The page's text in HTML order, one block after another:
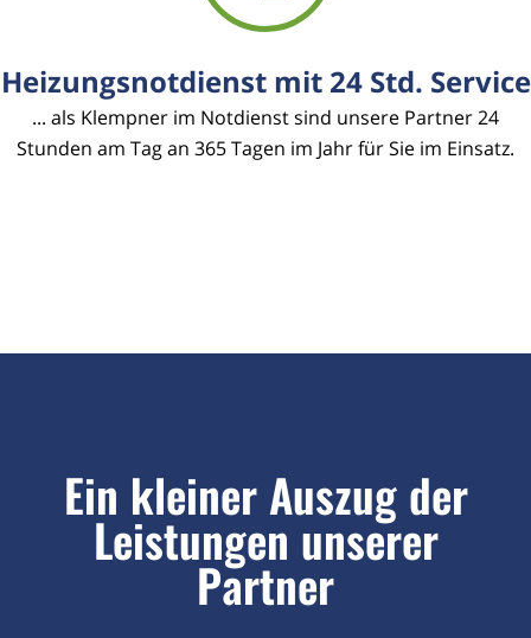
Heizungsnotdienst mit 24 Std. Service
... als Klempner im Notdienst sind unsere Partner 24
Stunden am Tag an 365 Tagen im Jahr für Sie im Einsatz.
Ein kleiner Auszug der
Leistungen unserer
Partner